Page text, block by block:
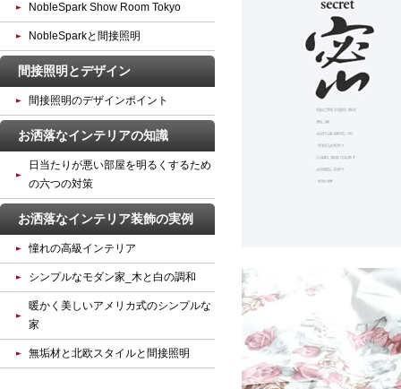
NobleSpark Show Room Tokyo
NobleSparkと間接照明
間接照明とデザイン
間接照明のデザインポイント
お洒落なインテリアの知識
日当たりが悪い部屋を明るくするため
の六つの対策
お洒落なインテリア装飾の実例
憧れの高級インテリア
シンプルなモダン家_木と白の調和
暖かく美しいアメリカ式のシンプルな
家
無垢材と北欧スタイルと間接照明